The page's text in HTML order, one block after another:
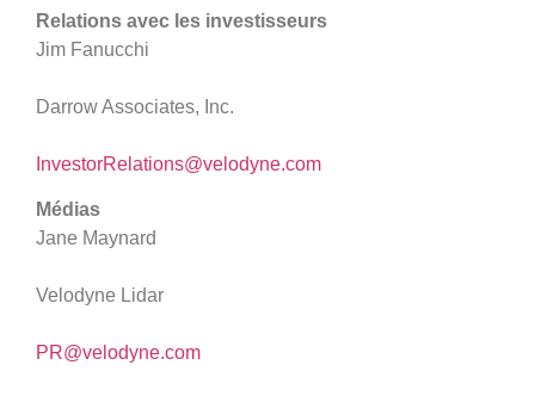
Relations avec les investisseurs
Jim Fanucchi
Darrow Associates, Inc.
InvestorRelations@velodyne.com
Médias
Jane Maynard
Velodyne Lidar
PR@velodyne.com